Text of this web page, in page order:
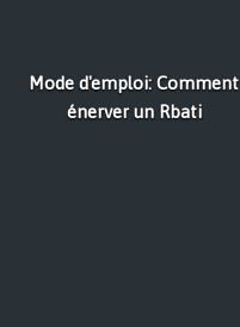
Mode d'emploi: Comment
énerver un Rbati